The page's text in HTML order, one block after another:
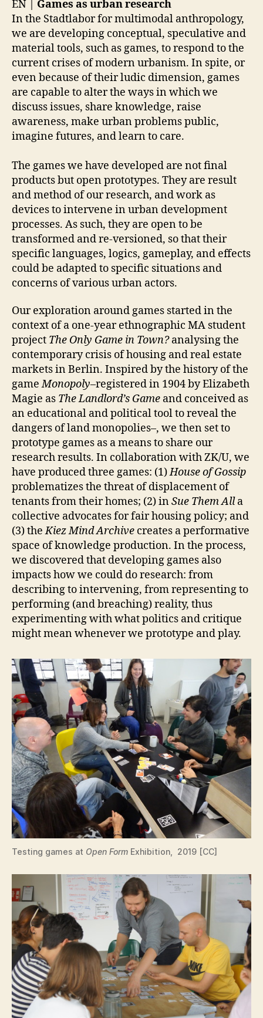
EN | Games as urban research
In the Stadtlabor for multimodal anthropology,
we are developing conceptual, speculative and
material tools, such as games, to respond to the
current crises of modern urbanism. In spite, or
even because of their ludic dimension, games
are capable to alter the ways in which we
discuss issues, share knowledge, raise
awareness, make urban problems public,
imagine futures, and learn to care.
The games we have developed are not final
products but open prototypes. They are result
and method of our research, and work as
devices to intervene in urban development
processes. As such, they are open to be
transformed and re-versioned, so that their
specific languages, logics, gameplay, and effects
could be adapted to specific situations and
concerns of various urban actors.
Our exploration around games started in the
context of a one-year ethnographic MA student
project The Only Game in Town?analysing the
contemporary crisis of housing and real estate
markets in Berlin. Inspired by the history of the
gameMonopoly–registered in 1904 by Elizabeth
Magie as The Landlord’s Game and conceived as
an educational and political tool to reveal the
dangers of land monopolies–, we then set to
prototype games as a means to share our
research results. In collaboration with ZK/U, we
have produced three games: (1)House of Gossip
problematizes the threat of displacement of
tenants from their homes; (2) inSue Them Alla
collective advocates for fair housing policy; and
(3) theKiez Mind Archive creates a performative
space of knowledge production. In the process,
we discovered that developing games also
impacts how we could do research: from
describing to intervening, from representing to
performing (and breaching) reality, thus
experimenting with what politics and critique
might mean whenever we prototype and play.
Testing games at Open Form Exhibition, 2019 [CC]